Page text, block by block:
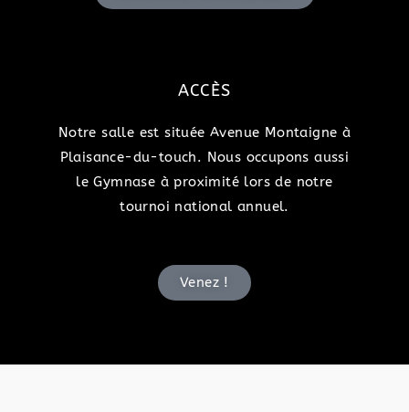
ACCÈS
Notre salle est située Avenue Montaigne à
Plaisance-du-touch. Nous occupons aussi
le Gymnase à proximité lors de notre
tournoi national annuel.
Venez !